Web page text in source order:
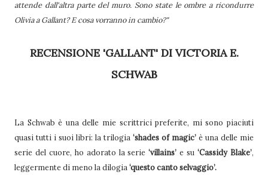
attende dall'altra parte del muro. Sono state le ombre a ricondurre
Olivia a Gallant? E cosa vorranno in cambio?"
RECENSIONE 'GALLANT' DI VICTORIA E.
SCHWAB
La Schwab è una delle mie scrittrici preferite, mi sono piaciuti
quasi tutti i suoi libri: la trilogia ‘shades of magic’ è una delle mie
serie del cuore, ho adorato la serie‘villains’ e su‘Cassidy Blake’,
leggermente di meno la dilogia ‘questo canto selvaggio’.